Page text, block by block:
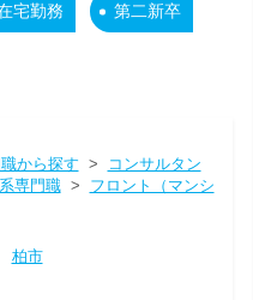
宅勤務 第二新卒
から探す >
コンサルタン
専門職> フロント（マンシ
柏市